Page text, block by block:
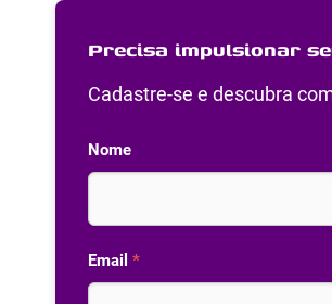
Precisa impulsionar
Cadastre-se e descubra
Nome
Email *